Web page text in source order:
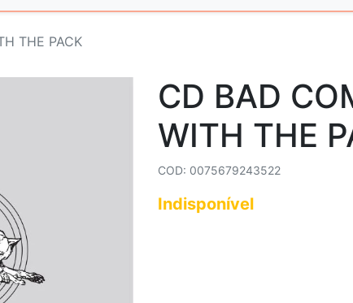
THE PACK
CD BAD
WITH THE
COD: 0075679243522
Indisponível